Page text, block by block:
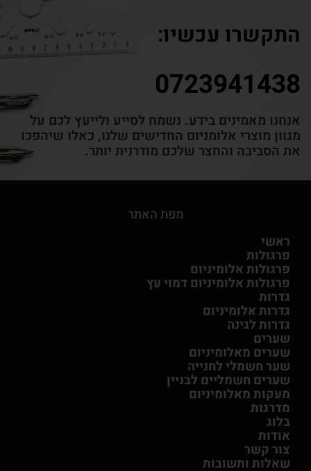
התקשרו עכשיו:
0723941438
אנחנו מאמינים בידע. נשמח לסייע ולייעץ לכם על
מגוון מוצרי אלומניום החדישים שלנו, כאלו שיהפכו
את הסביבה והחצר שלכם מודרנית יותר.
מפת האתר
ראשי
פרגולות
פרגולות אלומיניום
פרגולות אלומיניום דמוי עץ
גדרות
גדרות אלומיניום
גדרות לגינה
שערים
שערים מאלומיניום
שער חשמלי לחנייה
שערים חשמליים לבניין
מעקות מאלומיניום
מדרגות
בלוג
אודות
צור קשר
שאלות ותשובות